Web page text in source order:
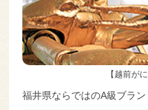
【越前が
福井県ならではのA級ブラ